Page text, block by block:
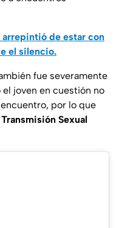
arrepintió de estar con
el silencio.
fue severamente
joven en cuestión no
por lo que
Sexual